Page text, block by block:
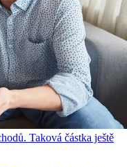
Taková částka ještě